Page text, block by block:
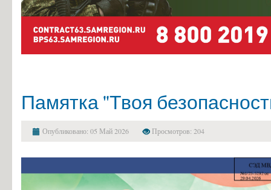
Памятка "Твоя
Опубликовано: 05 Май 2026 Просмотров: 204